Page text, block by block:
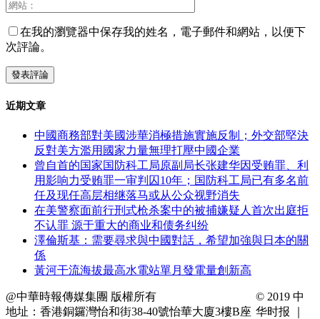
在我的瀏覽器中保存我的姓名，電子郵件和網站，以便下
次評論。
近期文章
中國商務部對美國涉華消極措施實施反制；外交部堅決
反對美方濫用國家力量無理打壓中國企業
曾自首的国家国防科工局原副局长张建华因受贿罪、利
用影响力受贿罪一审判囚10年；国防科工局已有多名前
任及现任高层相继落马或从公众视野消失
在美警察面前行刑式枪杀案中的被捕嫌疑人首次出庭拒
不认罪 源于重大的商业和债务纠纷
澤倫斯基：需要尋求與中國對話，希望加強與日本的關
係
黃河干流海拔最高水電站單月發電量創新高
@中華時報傳媒集團 版權所有
地址：香港銅鑼灣怡和街38-40號怡華大廈3樓B座
© 2019 中
华时报 ｜